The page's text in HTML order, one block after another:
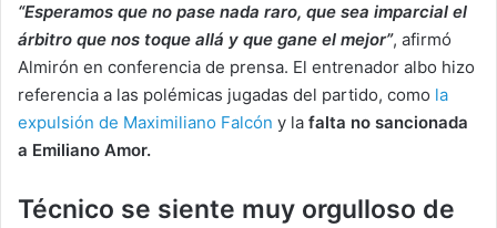
“Esperamos que no pase nada raro, que sea imparcial el
árbitro que nos toque allá y que gane el mejor”, afirmó
Almirón en conferencia de prensa. El entrenador albo hizo
referencia a las polémicas jugadas del partido, como la
expulsión de Maximiliano Falcón y la falta no sancionada
a Emiliano Amor.
Técnico se siente muy orgulloso de